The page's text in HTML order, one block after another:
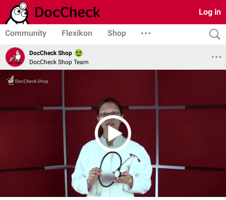
Log in
Community Flexikon Shop
DocCheck Shop
DocCheck Shop Team